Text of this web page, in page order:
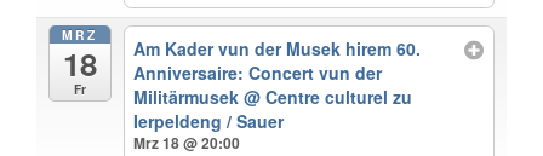
MRZ
18
Fr
Am Kader vun der Musek hirem 60.
Anniversaire: Concert vun der
Militärmusek@ Centre culturel zu
Ierpeldeng / Sauer
Mrz 18 @ 20:00